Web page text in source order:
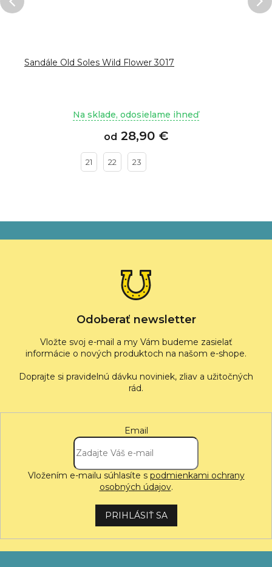
Sandále Old Soles Wild Flower 3017
Na sklade, odosielame ihneď
od 28,90 €
21 22 23
á
Odoberať newsletter
Vložte svoj e-mail a my Vám budeme zasielať
informácie o nových produktoch na našom e-shope.
Email
Vložením e-mailu súhlasíte s podmienkami ochrany
osobných údajov.
PRIHLÁSIŤ SA